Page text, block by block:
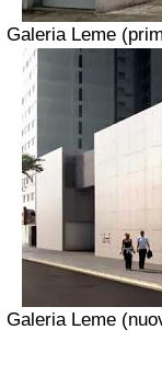
Galeria Leme
Galeria Leme